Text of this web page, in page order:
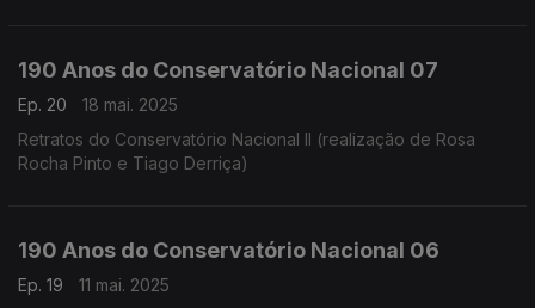
190 Anos do Conservatório Nacional 07
Ep. 20
18 mai. 2025
Retratos do Conservatório Nacional II (realização de Rosa
Rocha Pinto e Tiago Derriça)
190 Anos do Conservatório Nacional 06
Ep. 19
11 mai. 2025